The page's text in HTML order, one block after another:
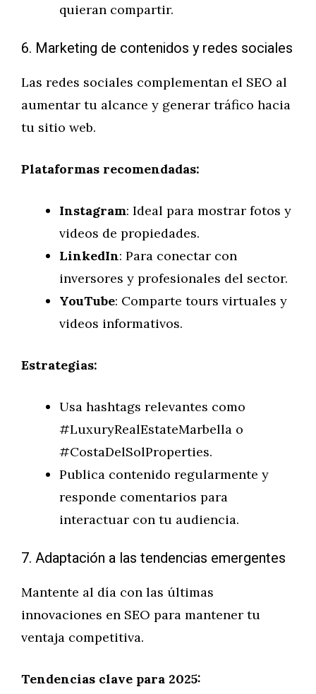
quieran compartir.
6. Marketing de contenidos y redes sociales
Las redes sociales complementan el SEO al
aumentar tu alcance y generar tráfico hacia
tu sitio web.
Plataformas recomendadas:
Instagram: Ideal para mostrar fotos y
videos de propiedades.
LinkedIn: Para conectar con
inversores y profesionales del sector.
YouTube: Comparte tours virtuales y
videos informativos.
Estrategias:
Usa hashtags relevantes como
#LuxuryRealEstateMarbella o
#CostaDelSolProperties.
Publica contenido regularmente y
responde comentarios para
interactuar con tu audiencia.
7. Adaptación a las tendencias emergentes
Mantente al día con las últimas
innovaciones en SEO para mantener tu
ventaja competitiva.
Tendencias clave para 2025: